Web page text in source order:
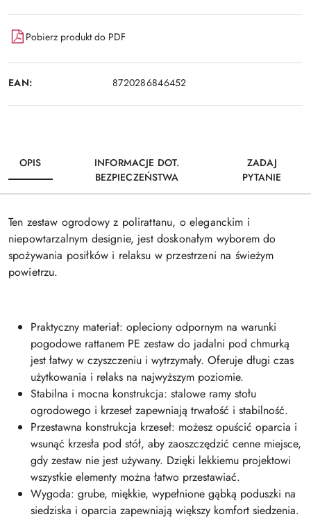
Pobierz produkt do PDF
EAN: 8720286846452
OPIS
INFORMACJE DOT.
BEZPIECZEŃSTWA
ZADAJ
PYTANIE
Ten zestaw ogrodowy z polirattanu, o eleganckim i
niepowtarzalnym designie, jest doskonałym wyborem do
spożywania posiłków i relaksu w przestrzeni na świeżym
powietrzu.
Praktyczny materiał: opleciony odpornym na warunki
pogodowe rattanem PE zestaw do jadalni pod chmurką
jest łatwy w czyszczeniu i wytrzymały. Oferuje długi czas
użytkowania i relaks na najwyższym poziomie.
Stabilna i mocna konstrukcja: stalowe ramy stołu
ogrodowego i krzeseł zapewniają trwałość i stabilność.
Przestawna konstrukcja krzeseł: możesz opuścić oparcia i
wsunąć krzesła pod stół, aby zaoszczędzić cenne miejsce,
gdy zestaw nie jest używany. Dzięki lekkiemu projektowi
wszystkie elementy można łatwo przestawiać.
Wygoda: grube, miękkie, wypełnione gąbką poduszki na
siedziska i oparcia zapewniają większy komfort siedzenia.